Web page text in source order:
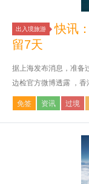
出入境旅游
快讯
留7天
据上海发布消息，准备
边检官方微博透露 ，
免签 资讯 过境